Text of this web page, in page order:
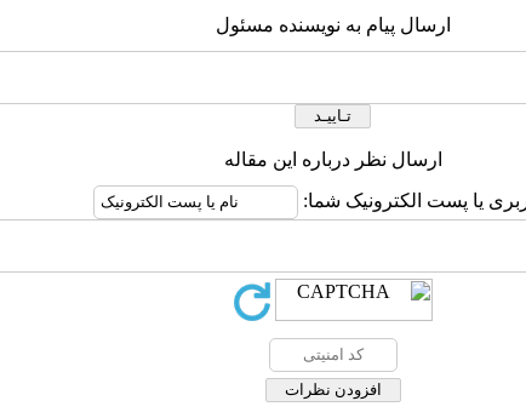
ارسال پیام به نویسنده مسئول
ارسال نظر درباره این مقاله
یا پست الکترونیک شما: